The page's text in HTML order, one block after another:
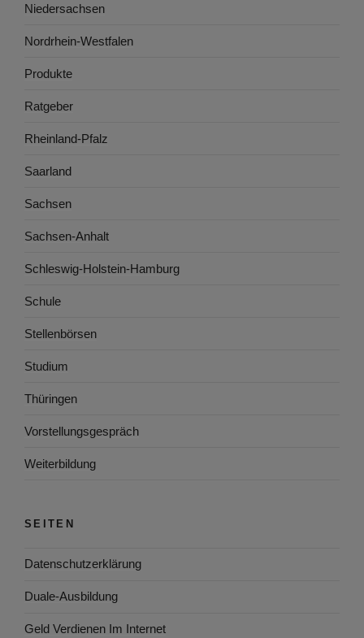
Niedersachsen
Nordrhein-Westfalen
Produkte
Ratgeber
Rheinland-Pfalz
Saarland
Sachsen
Sachsen-Anhalt
Schleswig-Holstein-Hamburg
Schule
Stellenbörsen
Studium
Thüringen
Vorstellungsgespräch
Weiterbildung
SEITEN
Datenschutzerklärung
Duale-Ausbildung
Geld Verdienen Im Internet